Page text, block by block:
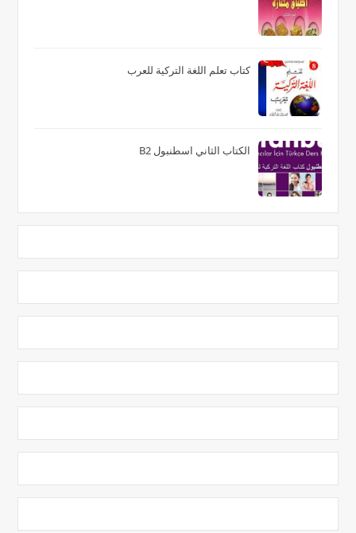
كتاب تعلم اللغة التركية للعرب
الكتاب الثاني اسطنبول B2